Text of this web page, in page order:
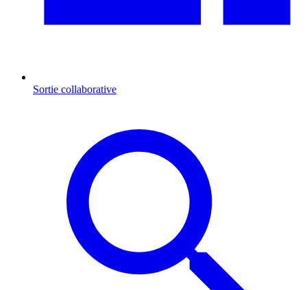
Sortie collaborative